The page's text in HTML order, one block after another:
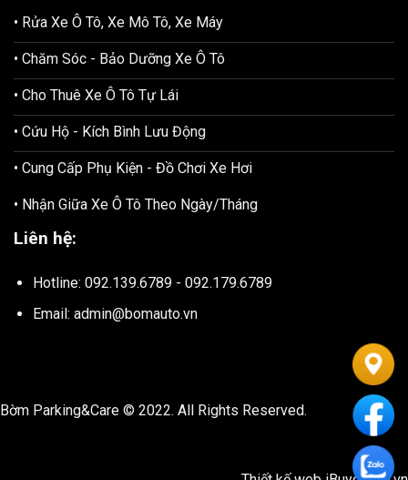
• Rửa Xe Ô Tô, Xe Mô Tô, Xe Máy
• Chăm Sóc - Bảo Dưỡng Xe Ô Tô
• Cho Thuê Xe Ô Tô Tự Lái
• Cứu Hộ - Kích Bình Lưu Động
• Cung Cấp Phụ Kiện - Đồ Chơi Xe Hơi
• Nhận Giữa Xe Ô Tô Theo Ngày/Tháng
Liên hệ:
Hotline: 092.139.6789 - 092.179.6789
Email: admin@bomauto.vn
Bờm Parking&Care © 2022. All Rights Reserved.